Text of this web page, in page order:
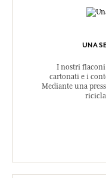
UNA
I nostri
cartonati e i
Mediante una